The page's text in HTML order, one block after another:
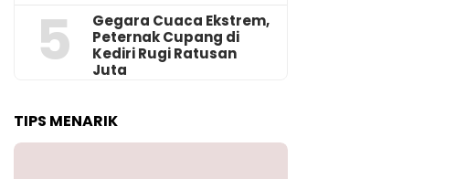
5
‎Gegara Cuaca Ekstrem,
Peternak Cupang di
Kediri Rugi Ratusan
Juta
TIPS MENARIK